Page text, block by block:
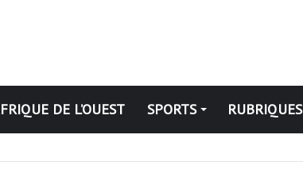
DE L’OUEST SPORTS RUBRIQUES